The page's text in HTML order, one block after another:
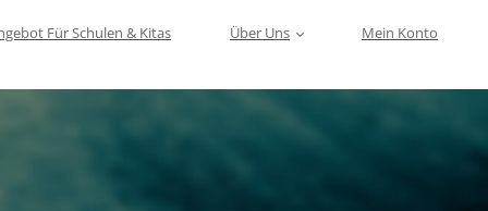
Für Schulen & Kitas Über Uns Mein Konto